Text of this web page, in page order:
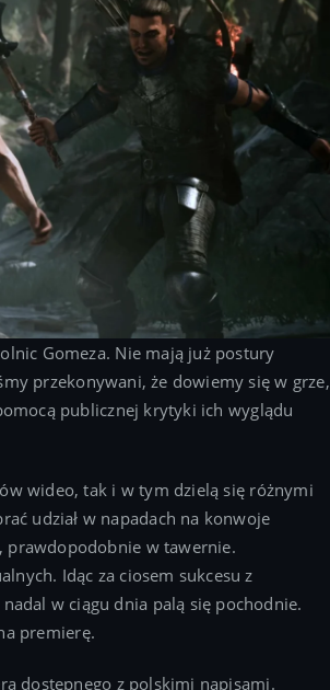
Gomeza. Nie mają już postury
przekonywani, że dowiemy się w grze,
publicznej krytyki ich wyglądu
wideo, tak i w tym dzielą się różnymi
udział w napadach na konwoje
prawdopodobnie w tawernie.
Idąc za ciosem sukcesu z
w ciągu dnia palą się pochodnie.
premierę.
dostępnego z polskimi napisami.